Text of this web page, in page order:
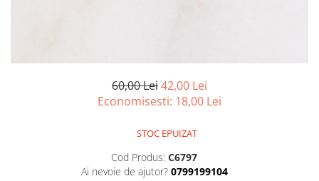
60,00 Lei42,00 Lei
Economisesti: 18,00 Lei
STOC EPUIZAT
Cod Produs: C6797
Ai nevoie de ajutor? 0799199104